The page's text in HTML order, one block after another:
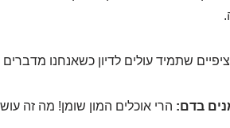
שתמיד עולים לדיון כשאנחנו
בדם: הרי אוכלים המון שומן! מה זה